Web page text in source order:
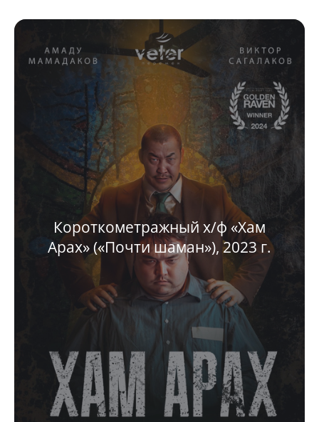
Короткометражный х/ф «Хам
Арах» («Почти шаман»), 2023 г.